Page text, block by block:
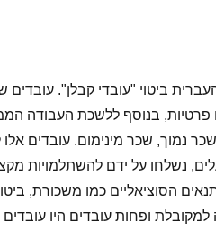
ביטוי "עובדי קבלן".
בנוסף ללשכת העבודה
נמוך, שכר מינימום. עובדים
נשלחו על ידם להשתלמויות
הסוציאליים כמו משכורת,
ופחות עובדים היו